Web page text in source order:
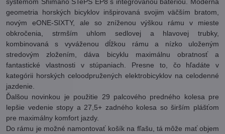
geometria horských bicyklov inšpirovaná svojim väčším bratom,
novým eONE-SIXTY, ale so zníženou výškou rámu v mieste
obkročenia, strmším uhlom sedlovej a hlavovej trubky,
kombinovaná s vyváženou dĺžkou rámu a nízko uloženým
stredovým zložením, dáva bicyklu maximálnu obratnosť a
fantastické vlastnosti v stúpaniach. Presne to, čo hľadáte v
kategórii horských celoodpružených elektrobicyklov na celodenné
jazdenie.
Ďalšou novinkou je použitie 29 palcového predného kolesa pre
lepšie vedenie stopy a 27,5+ zadného kolesa so širším plášťom
pre maximálny komfort jazdy.
Do rámu je možné namontovať košík na fľašu, tá môže mať objem